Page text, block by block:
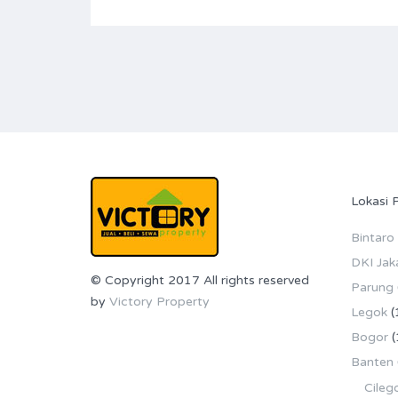
© Copyright 2017 All rights reserved
by Victory Property
Lokasi
Bintaro
DKI
Parung
Legok
Bogor
Banten